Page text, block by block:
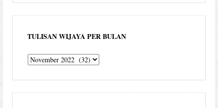
TULISAN WIJAYA PER BULAN
Tulisan
per
bulan